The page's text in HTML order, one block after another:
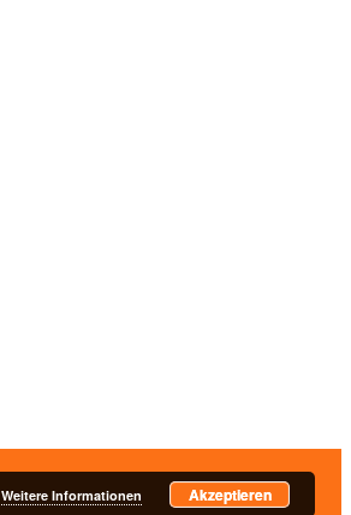
Weitere Informationen Akzeptieren